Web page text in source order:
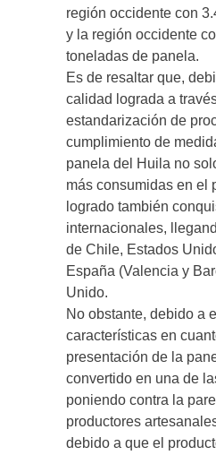
región occidente con
y la región occidente
toneladas de panela.
Es de resaltar que,
calidad lograda a
estandarización de
cumplimiento de
panela del Huila no
más consumidas en el
logrado también
internacionales,
de Chile, Estados
España (Valencia y
Unido.
No obstante, debido a
características en
presentación de la
convertido en una de
poniendo contra la
productores
debido a que el